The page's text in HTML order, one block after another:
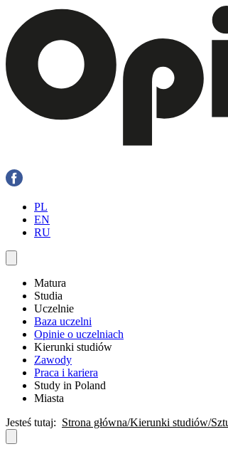
PL
EN
RU
Matura
Studia
Uczelnie
Baza uczelni
Opinie o uczelniach
Kierunki studiów
Zawody
Praca i kariera
Study in Poland
Miasta
Jesteś tutaj: Strona główna Kierunki studiów